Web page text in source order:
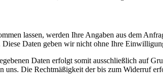
lassen, werden Ihre Angaben aus dem
Daten geben wir nicht ohne Ihre
Daten erfolgt somit ausschließlich auf
Die Rechtmäßigkeit der bis zum Widerruf